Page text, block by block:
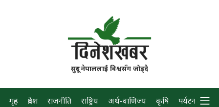
सुदूर नेपाललाई विश्वसँग जोड्दै
गृह प्रदेश राजनीति राष्ट्रिय अर्थ-वाणिज्य कृषि पर्यटन प्रवास